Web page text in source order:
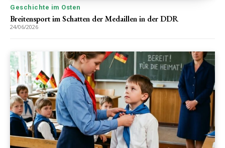
Geschichte im Osten
Breitensport im Schatten der Medaillen in der DDR
24/06/2026